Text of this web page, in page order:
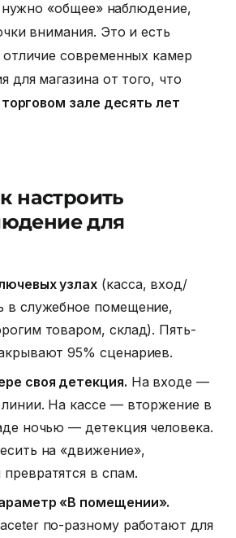
нужно «общее» наблюдение,
внимания. Это и есть
современных камер
для магазина от того, что
зале десять лет
настроить
для
узлах (касса, вход/
в служебное помещение,
товаром, склад). Пять-
95% сценариев.
своя детекция. На входе —
линии. На кассе — вторжение в
ночью — детекция человека.
на «движение»,
в спам.
«В помещении».
по-разному работают для